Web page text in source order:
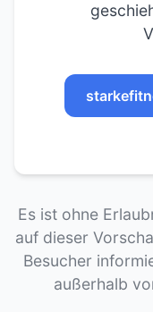
Es ist ohne
auf dieser
Besucher
außerhalb